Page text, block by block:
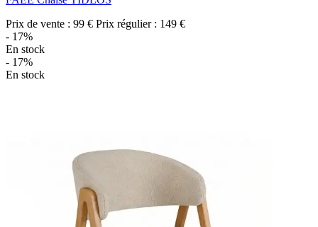
Prix de vente : 99 € Prix régulier : 149 €
- 17%
En stock
- 17%
En stock